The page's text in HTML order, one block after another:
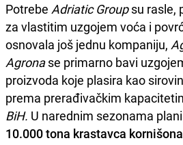
Potrebe Adriatic Groupsu rasle,
za vlastitim uzgojem voća i
osnovala još jednu kompaniju,
Agronase primarno bavi
proizvoda koje plasira kao
prema prerađivačkim
BiH. U narednim sezonama
10.000 tona krastavca